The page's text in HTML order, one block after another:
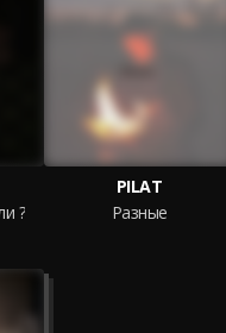
?
PILAT
Разные